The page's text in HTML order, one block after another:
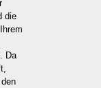
die
Da